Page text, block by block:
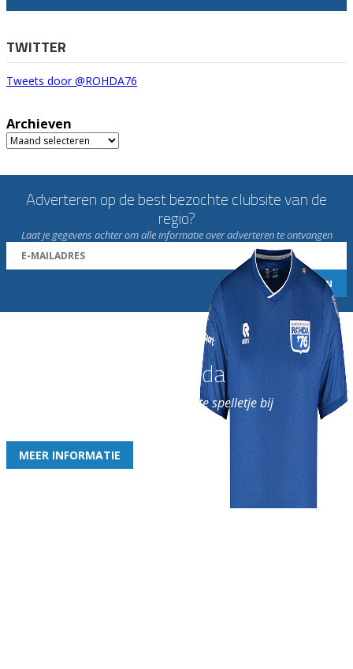
TWITTER
Tweets door @ROHDA76
Archieven
Archieven
Adverteren op de best bezochte clubsite van de
regio?
Laat je gegevens achter om alle informatie over adverteren te ontvangen
Word nu lid van Rohda
en geniet iedere week van het leukste spelletje bij
MEER INFORMATIE